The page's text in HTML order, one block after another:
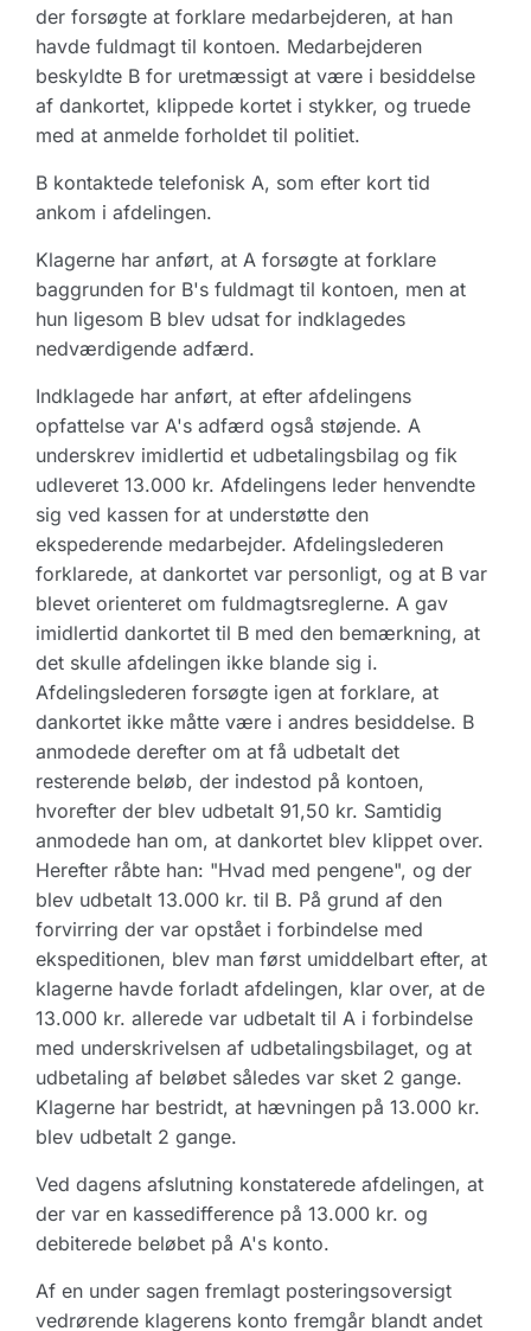
der forsøgte at forklare medarbejderen, at han
havde fuldmagt til kontoen. Medarbejderen
beskyldte B for uretmæssigt at være i besiddelse
af dankortet, klippede kortet i stykker, og truede
med at anmelde forholdet til politiet.
B kontaktede telefonisk A, som efter kort tid
ankom i afdelingen.
Klagerne har anført, at A forsøgte at forklare
baggrunden for B's fuldmagt til kontoen, men at
hun ligesom B blev udsat for indklagedes
nedværdigende adfærd.
Indklagede har anført, at efter afdelingens
opfattelse var A's adfærd også støjende. A
underskrev imidlertid et udbetalingsbilag og fik
udleveret 13.000 kr. Afdelingens leder henvendte
sig ved kassen for at understøtte den
ekspederende medarbejder. Afdelingslederen
forklarede, at dankortet var personligt, og at B var
blevet orienteret om fuldmagtsreglerne. A gav
imidlertid dankortet til B med den bemærkning, at
det skulle afdelingen ikke blande sig i.
Afdelingslederen forsøgte igen at forklare, at
dankortet ikke måtte være i andres besiddelse. B
anmodede derefter om at få udbetalt det
resterende beløb, der indestod på kontoen,
hvorefter der blev udbetalt 91,50 kr. Samtidig
anmodede han om, at dankortet blev klippet over.
Herefter råbte han: "Hvad med pengene", og der
blev udbetalt 13.000 kr. til B. På grund af den
forvirring der var opstået i forbindelse med
ekspeditionen, blev man først umiddelbart efter, at
klagerne havde forladt afdelingen, klar over, at de
13.000 kr. allerede var udbetalt til A i forbindelse
med underskrivelsen af udbetalingsbilaget, og at
udbetaling af beløbet således var sket 2 gange.
Klagerne har bestridt, at hævningen på 13.000 kr.
blev udbetalt 2 gange.
Ved dagens afslutning konstaterede afdelingen, at
der var en kassedifference på 13.000 kr. og
debiterede beløbet på A's konto.
Af en under sagen fremlagt posteringsoversigt
vedrørende klagerens konto fremgår blandt andet